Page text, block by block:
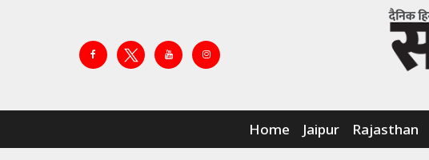
Home Jaipur Rajasthan